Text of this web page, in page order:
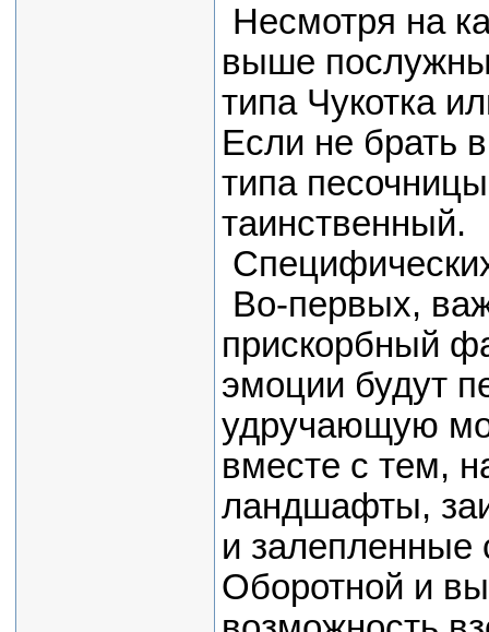
Несмотря на
выше
типа Чукотка
Если не брать
типа
таинственный.
Во-первых,
прискорбный
эмоции будут
удручающую
вместе с тем,
ландшафты,
и залепленные
Оборотной и